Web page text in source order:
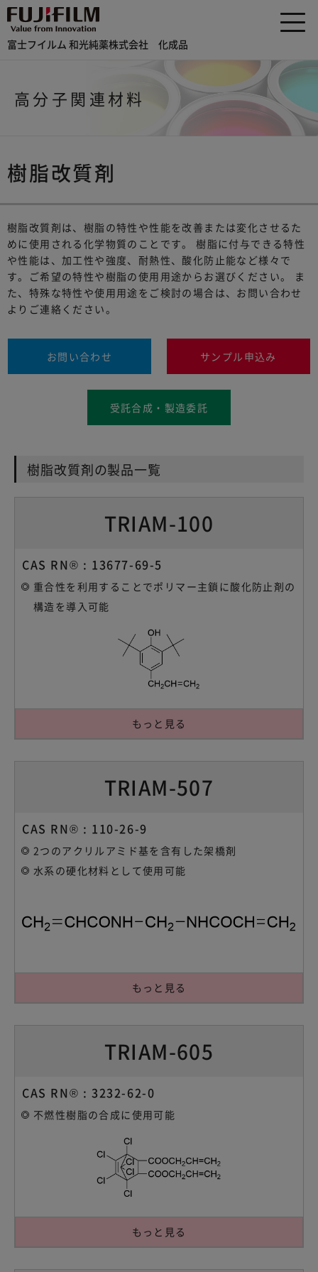
富士フイルム 和光純薬株式会社 化成品
高分子関連材料
樹脂改質剤
樹脂改質剤は、樹脂の特性や性能を改善または変化させるた
めに使用される化学物質のことです。 樹脂に付与できる特性
や性能は、加工性や強度、耐熱性、酸化防止能など様々で
す。ご希望の特性や樹脂の使用用途からお選びください。 ま
た、特殊な特性や使用用途をご検討の場合は、お問い合わせ
よりご連絡ください。
お問い合わせ サンプル申込み
受託合成・製造委託
樹脂改質剤の製品一覧
TRIAM-100
CAS RN® : 13677-69-5
重合性を利用することでポリマー主鎖に 酸化防止剤の
構造を導入可能
もっと見る
TRIAM-507
CAS RN® : 110-26-9
2つのアクリルアミド基を含有した架橋剤
水系の硬化材料として使用可能
もっと見る
TRIAM-605
CAS RN® : 3232-62-0
不燃性樹脂の合成に使用可能
もっと見る